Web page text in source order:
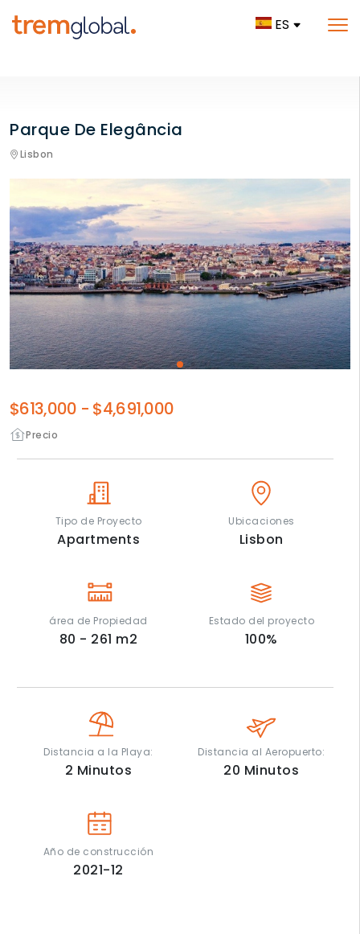
ES
Parque De Elegância
Lisbon
Precio
$613,000 - $4,691,000
Tipo de Proyecto
Apartments
Ubicaciones
Lisbon
área de Propiedad
80 - 261 m2
Estado del proyecto
100%
Distancia a la Playa:
2 Minutos
Distancia al Aeropuerto:
20 Minutos
Año de construcción
2021-12